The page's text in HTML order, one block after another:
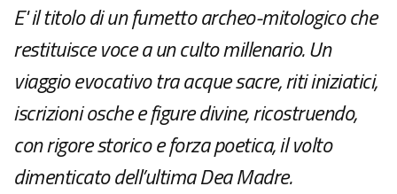
E' il titolo di un fumetto archeo-mitologico che
restituisce voce a un culto millenario. Un
viaggio evocativo tra acque sacre, riti iniziatici,
iscrizioni osche e figure divine, ricostruendo,
con rigore storico e forza poetica, il volto
dimenticato dell’ultima Dea Madre.